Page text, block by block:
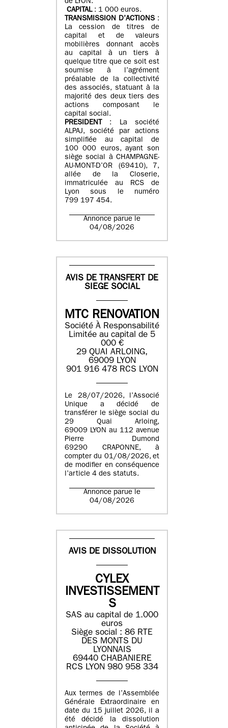
de LYON.
CAPITAL: 1 000 euros.
TRANSMISSION D’ACTIONS :
La cession de titres de
capital et de valeurs
mobilières donnant accès
au capital à un tiers à
quelque titre que ce soit est
soumise à l’agrément
préalable de la collectivité
des associés, statuant à la
majorité des deux tiers des
actions composant le
capital social.
PRESIDENT
: La société
ALPAJ, société par actions
simplifiée au capital de
100 000 euros, ayant son
siège social à CHAMPAGNE-
AU-MONT-D’OR (69410), 7,
allée de la Closerie,
immatriculée au RCS de
Lyon sous le numéro
799 197 454.
Annonce parue le
04/08/2026
AVIS DE TRANSFERT DE
SIEGE SOCIAL
MTC RENOVATION
Société À Responsabilité
Limitée au capital de 5
000 €
29 QUAI ARLOING,
69009 LYON
901 916 478 RCS LYON
Le 28/07/2026, l’Associé
Unique a décidé de
transférer le siège social du
29 Quai Arloing,
69009 LYON au 112 avenue
Pierre Dumond
69290 CRAPONNE, à
compter du 01/08/2026, et
de modifier en conséquence
l’article 4 des statuts.
Annonce parue le
04/08/2026
AVIS DE DISSOLUTION
CYLEX
INVESTISSEMENT
S
SAS au capital de 1.000
euros
Siège social : 86 RTE
DES MONTS DU
LYONNAIS
69440 CHABANIERE
RCS LYON 980 958 334
Aux termes de l’Assemblée
Générale Extraordinaire en
date du 15 juillet 2026, il a
été décidé la dissolution